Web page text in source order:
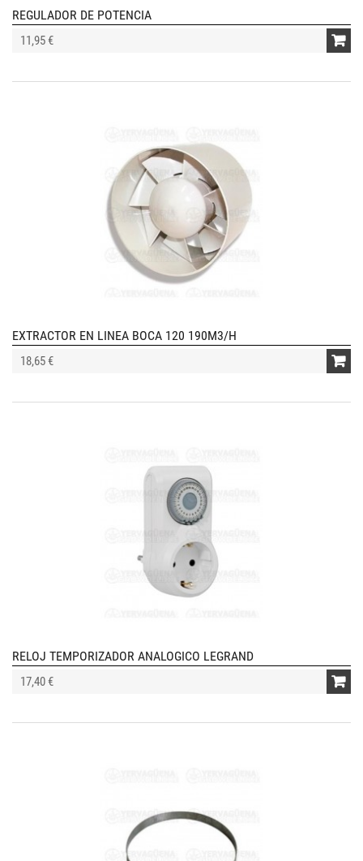
REGULADOR DE POTENCIA
11,95 €
EXTRACTOR EN LINEA BOCA 120 190M3/H
18,65 €
RELOJ TEMPORIZADOR ANALOGICO LEGRAND
17,40 €